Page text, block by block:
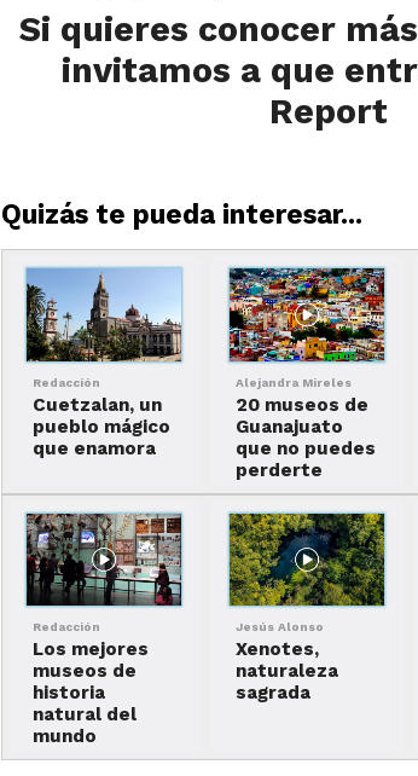
Si quieres conocer
invitamos a que
Report
Quizás te pueda interesar...
Redacción
Cuetzalan, un
pueblo mágico
que enamora
Alejandra Mireles
20 museos de
Guanajuato
que no puedes
perderte
Redacción
Los mejores
museos de
historia
natural del
mundo
Jesús Alonso
Xenotes,
naturaleza
sagrada